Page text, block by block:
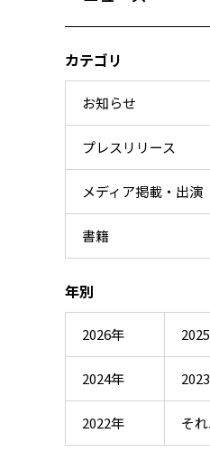
カテゴリ
お知らせ
プレスリリース
メディア掲載・出演
書籍
年別
2026年
2024年
2022年 そ